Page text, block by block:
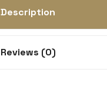
Description
Reviews (0)